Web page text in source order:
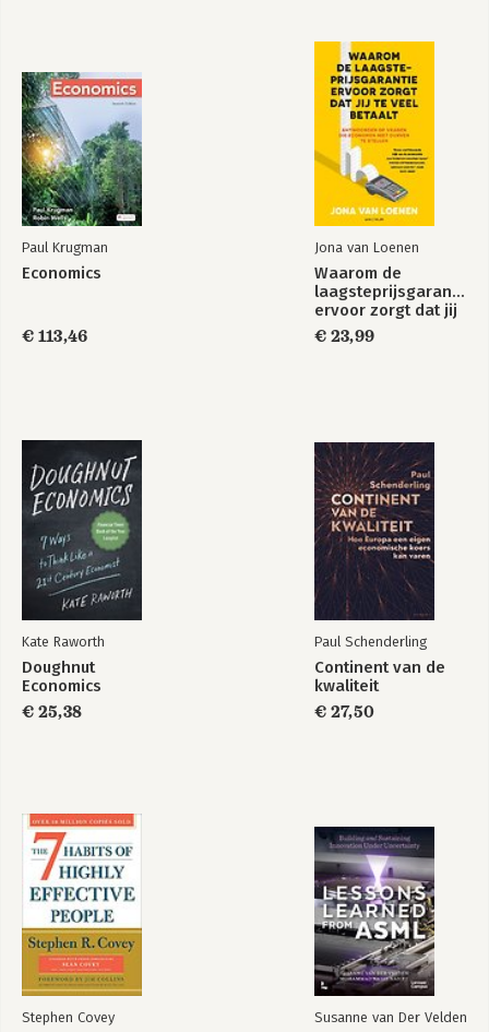
Paul Krugman
Economics
€ 113,46
Jona van Loenen
Waarom de
laagsteprijsgarantie
ervoor zorgt dat jij
te veel betaalt
€ 23,99
Kate Raworth
Doughnut
Economics
€ 25,38
Paul Schenderling
Continent van de
kwaliteit
€ 27,50
Stephen Covey Susanne van Der Velden